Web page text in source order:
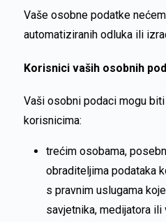
Vaše osobne podatke
automatiziranih odluka ili
Korisnici vaših osobnih
Vaši osobni podaci mogu
korisnicima:
trećim osobama,
obraditeljima podataka
s pravnim uslugama
savjetnika, medijatora ili